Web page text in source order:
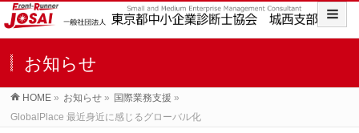
お知らせ
HOME » お知らせ » 国際業務支援 »
GlobalPlace 最近身近に感じるグローバル化